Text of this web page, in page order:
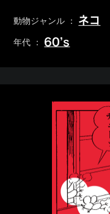
動物ジャンル ： ネコ
年代 ： 60’s